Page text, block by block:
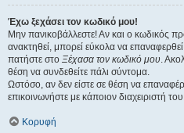
Έχω ξεχάσει τον κωδικό μου!
Μην πανικοβάλλεστε! Αν και ο κωδικός
ανακτηθεί, μπορεί εύκολα να
πατήστε στο Ξέχασα τον κωδικό μου.
θέση να συνδεθείτε πάλι σύντομα.
Ωστόσο, αν δεν είστε σε θέση να
επικοινωνήστε με κάποιον διαχειριστή
Κορυφή